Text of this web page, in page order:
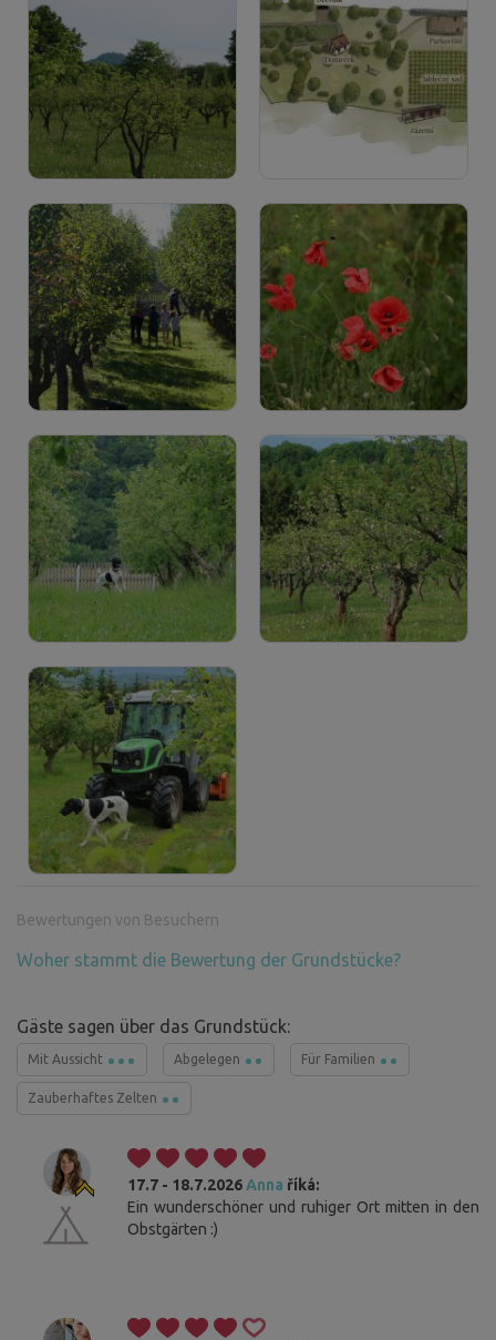
Bewertungen von Besuchern
Woher stammt die Bewertung der Grundstücke?
Gäste sagen über das Grundstück:
Mit Aussicht Abgelegen Für Familien
Zauberhaftes Zelten
17.7 - 18.7.2026Anna říká:
Ein wunderschöner und ruhiger Ort mitten in den
Obstgärten :)